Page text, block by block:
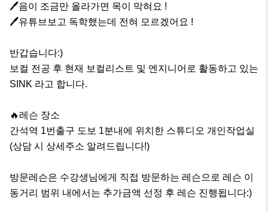
🖊️음이 조금만 올라가면 목이 막혀요 !
🖊️유튜브보고 독학했는데 전혀 모르겠어요 !
반갑습니다:)
보컬 전공 후 현재 보컬리스트 및 엔지니어로 활동하고 있는
SINK 라고 합니다.
🔥레슨 장소
간석역 1번출구 도보 1분내에 위치한 스튜디오 개인작업실
(상담 시 상세주소 알려드립니다!)
방문레슨은 수강생님에게 직접 방문하는 레슨으로 레슨 이
동거리 범위 내에서는 추가금액 선정 후 레슨 진행됩니다:)